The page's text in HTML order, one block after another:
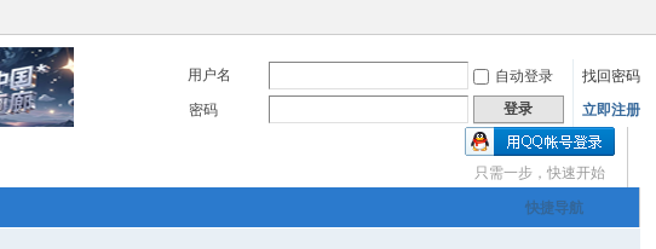
用户名 自动登录
找回密码
密码
登录 立即注册
只需一步，快速开始
快捷导航
国*三友画廊官方主办，希